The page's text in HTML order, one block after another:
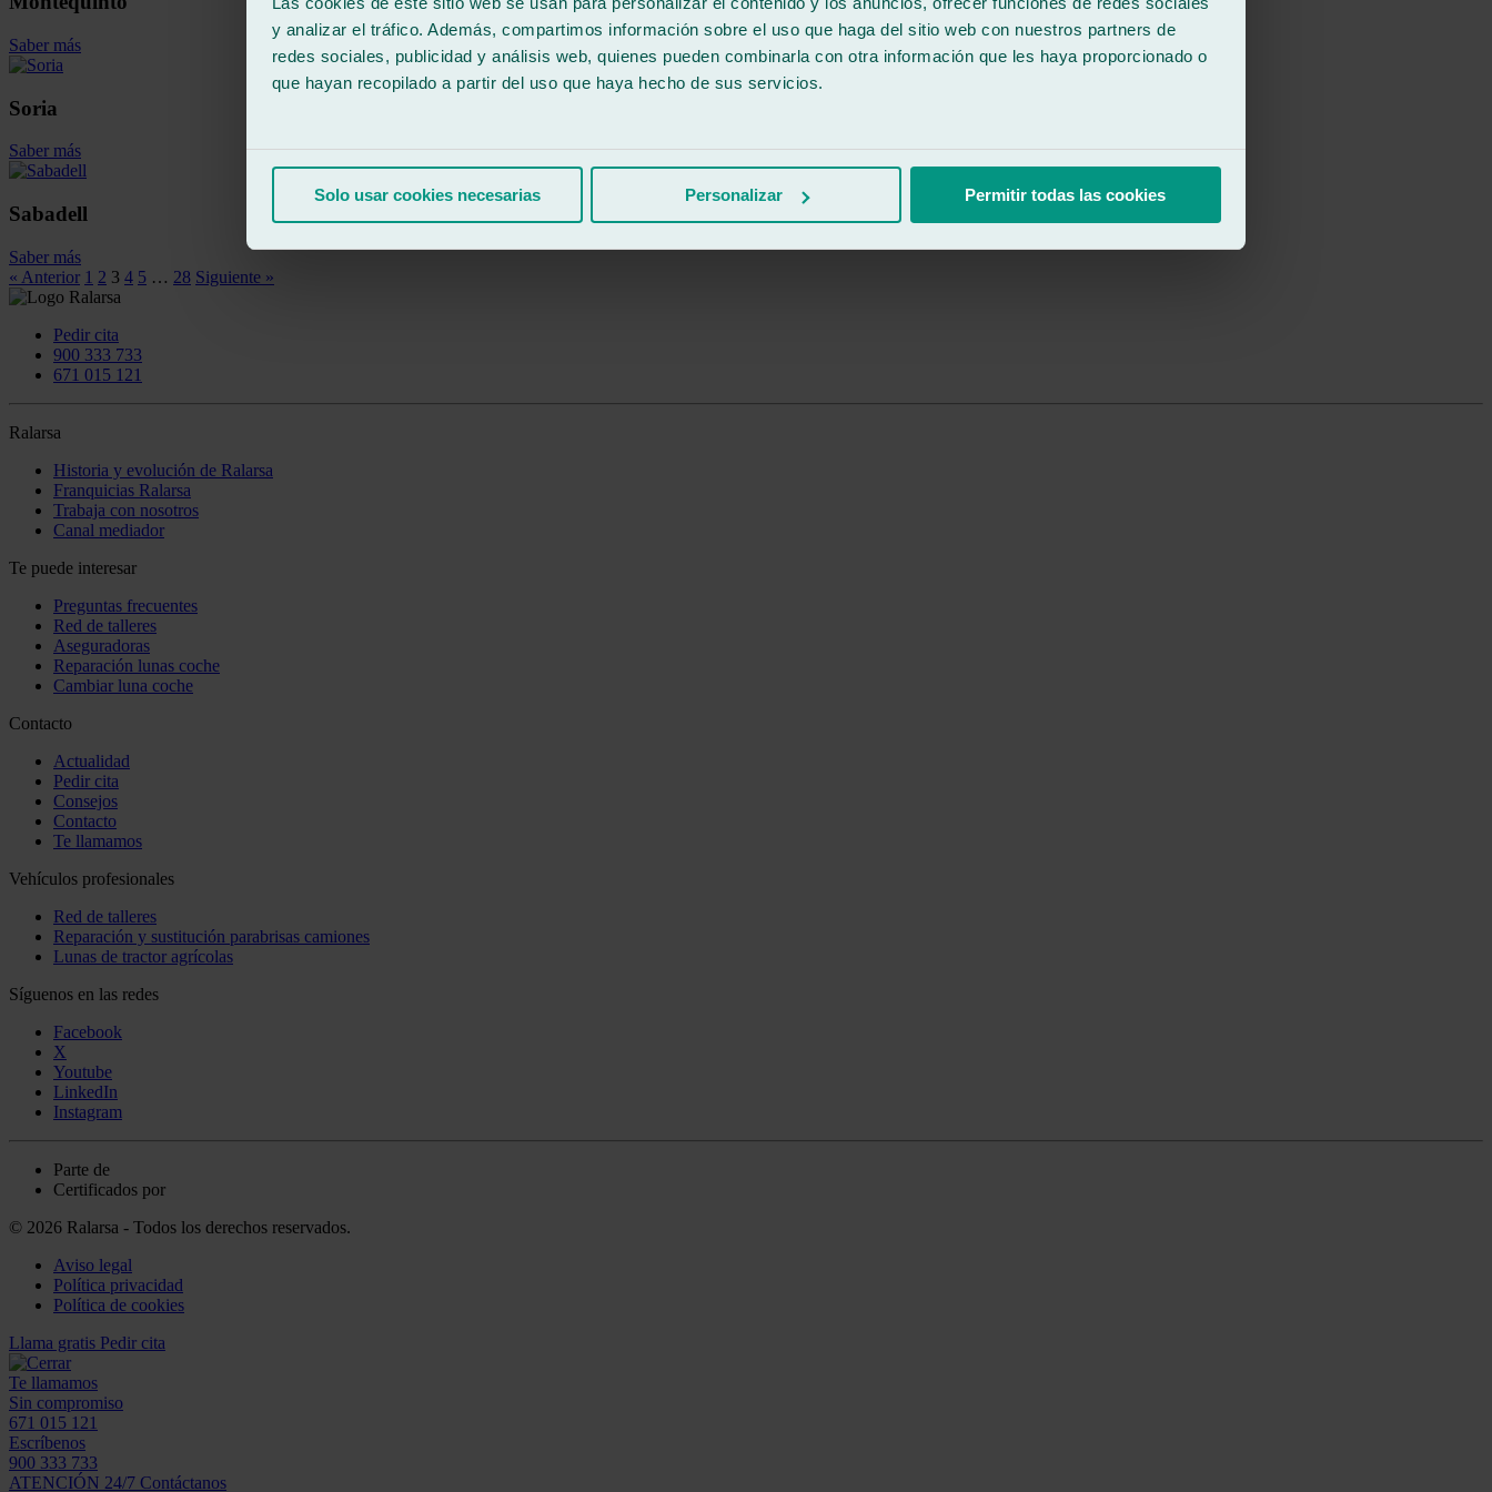
y analizar el tráfico. Además, compartimos información sobre el uso que haga del sitio web con nuestros partners de
redes sociales, publicidad y análisis web, quienes pueden combinarla con otra información que les haya proporcionado o
que hayan recopilado a partir del uso que haya hecho de sus servicios.
Solo usar cookies necesarias Personalizar Permitir todas las cookies
Saber más
Soria
Saber más
Sabadell
Saber más
« Anterior 1 2 3 4 5 … 28 Siguiente »
Pedir cita
900 333 733
671 015 121
Ralarsa
Historia y evolución de Ralarsa
Franquicias Ralarsa
Trabaja con nosotros
Canal mediador
Te puede interesar
Preguntas frecuentes
Red de talleres
Aseguradoras
Reparación lunas coche
Cambiar luna coche
Contacto
Actualidad
Pedir cita
Consejos
Contacto
Te llamamos
Vehículos profesionales
Red de talleres
Reparación y sustitución parabrisas camiones
Lunas de tractor agrícolas
Síguenos en las redes
Facebook
X
Youtube
LinkedIn
Instagram
Parte de
Certificados por
© 2026 Ralarsa - Todos los derechos reservados.
Aviso legal
Política privacidad
Política de cookies
Llama gratis Pedir cita
Te llamamos
Sin compromiso
671 015 121
Escríbenos
900 333 733
ATENCIÓN 24/7 Contáctanos